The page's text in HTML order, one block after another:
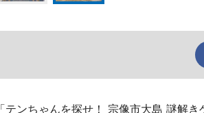
「テンちゃんを探せ！ 宗像市大島 謎解